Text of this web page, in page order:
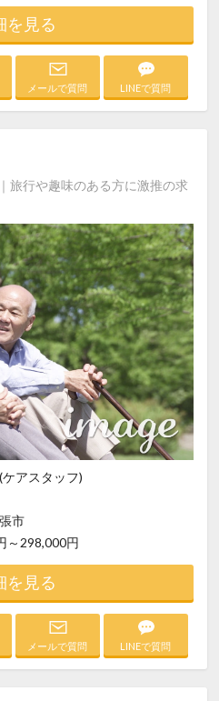
を見る
メールで質問 LINEで質問
旅行や趣味のある方に激推の求
アスタッフ)
市
～298,000円
を見る
メールで質問 LINEで質問